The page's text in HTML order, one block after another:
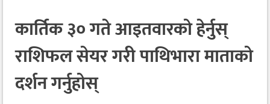
कार्तिक ३० गते आइतवारको हेर्नुस्
राशिफल सेयर गरी पाथिभारा माताको
दर्शन गर्नुहोस्